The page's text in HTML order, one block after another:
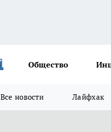
Общество
Все новости Лайфхак